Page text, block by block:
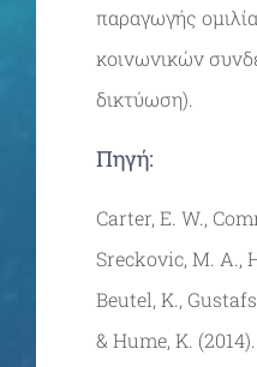
παραγωγής
κοινωνικών
δικτύωση).
Πηγή:
Carter, E. W.,
Sreckovic, M. A.,
Beutel, K.,
& Hume, K.